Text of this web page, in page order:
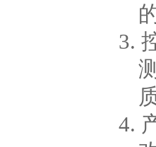
3.
4.